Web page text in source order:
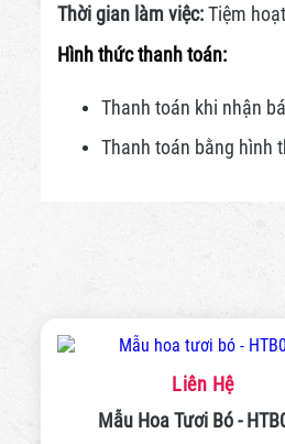
Thời gian làm việc:Tiệm
Hình thức thanh toán:
Thanh toán khi nhận
Thanh toán bằng hình
Liên Hệ
Mẫu Hoa Tươi Bó -